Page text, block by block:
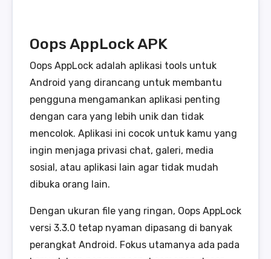
Oops AppLock APK
Oops AppLock adalah aplikasi tools untuk
Android yang dirancang untuk membantu
pengguna mengamankan aplikasi penting
dengan cara yang lebih unik dan tidak
mencolok. Aplikasi ini cocok untuk kamu yang
ingin menjaga privasi chat, galeri, media
sosial, atau aplikasi lain agar tidak mudah
dibuka orang lain.
Dengan ukuran file yang ringan, Oops AppLock
versi 3.3.0 tetap nyaman dipasang di banyak
perangkat Android. Fokus utamanya ada pada